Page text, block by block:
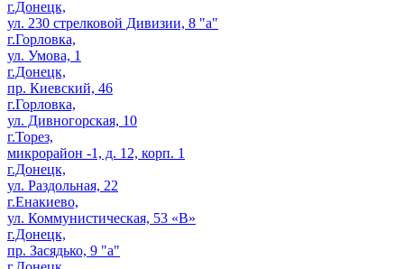
г.Донецк,
ул. 230 стрелковой Дивизии, 8 "а"
г.Горловка,
ул. Умова, 1
г.Донецк,
пр. Киевский, 46
г.Горловка,
ул. Дивногорская, 10
г.Торез,
микрорайон -1, д. 12, корп. 1
г.Донецк,
ул. Раздольная, 22
г.Енакиево,
ул. Коммунистическая, 53 «В»
г.Донецк,
пр. Засядько, 9 "а"